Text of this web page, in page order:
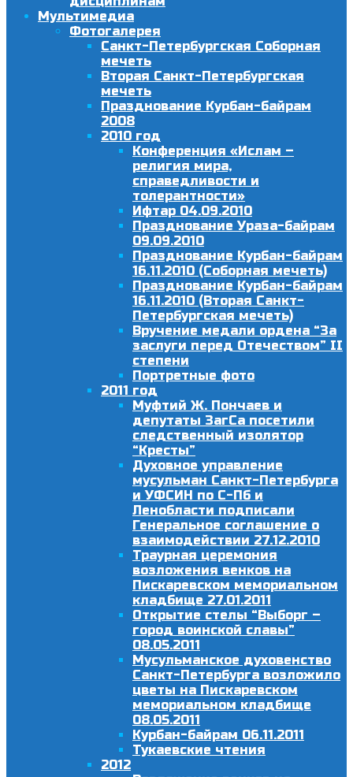
Мультимедиа
Фотогалерея
Санкт-Петербургская Соборная
мечеть
Вторая Санкт-Петербургская
мечеть
Празднование Курбан-байрам
2008
2010 год
Конференция «Ислам –
религия мира,
справедливости и
толерантности»
Ифтар 04.09.2010
Празднование Ураза-байрам
09.09.2010
Празднование Курбан-байрам
16.11.2010 (Соборная мечеть)
Празднование Курбан-байрам
16.11.2010 (Вторая Санкт-
Петербургская мечеть)
Вручение медали ордена “За
заслуги перед Отечеством” II
степени
Портретные фото
2011 год
Муфтий Ж. Пончаев и
депутаты ЗагСа посетили
следственный изолятор
“Кресты”
Духовное управление
мусульман Санкт-Петербурга
и УФСИН по С-Пб и
Ленобласти подписали
Генеральное соглашение о
взаимодействии 27.12.2010
Траурная церемония
возложения венков на
Пискаревском мемориальном
кладбище 27.01.2011
Открытие стелы “Выборг –
город воинской славы”
08.05.2011
Мусульманское духовенство
Санкт-Петербурга возложило
цветы на Пискаревском
мемориальном кладбище
08.05.2011
Курбан-байрам 06.11.2011
Тукаевские чтения
2012